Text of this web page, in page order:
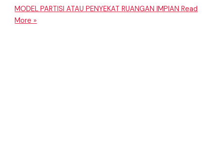
MODEL PARTISI ATAU PENYEKAT RUANGAN IMPIAN Read
More »